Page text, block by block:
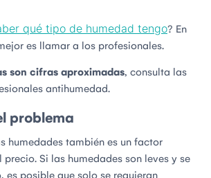
qué tipo de humedad tengo? En
es llamar a los profesionales.
son cifras aproximadas, consulta las
antihumedad.
problema
humedades también es un factor
precio. Si las humedades son leves y se
es posible que solo se requieran